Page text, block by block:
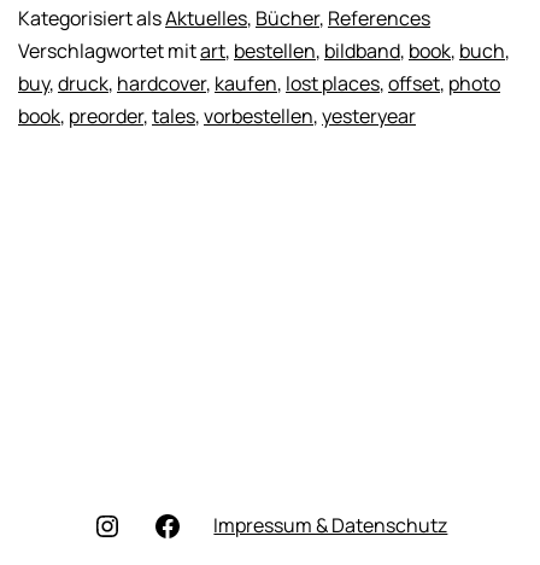
Kategorisiert alsAktuelles, Bücher, References
Verschlagwortet mitart, bestellen, bildband, book, buch,
buy,druck, hardcover, kaufen, lost places,offset, photo
book, preorder,tales,vorbestellen,yesteryear
InstagramFacebook
Impressum & Datenschutz